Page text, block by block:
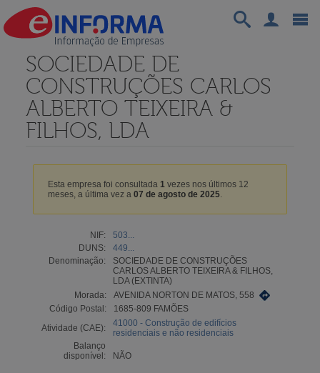
SOCIEDADE DE
CONSTRUÇÕES CARLOS
ALBERTO TEIXEIRA &
FILHOS, LDA
Esta empresa foi consultada 1vezes nos últimos 12
meses, a última vez a 07 de agosto de 2025.
NIF:
503...
DUNS:
449...
Denominação:
SOCIEDADE DE CONSTRUÇÕES
CARLOS ALBERTO TEIXEIRA & FILHOS,
LDA (EXTINTA)
Morada:
AVENIDA NORTON DE MATOS, 558
Código Postal:
1685-809 FAMÕES
Atividade (CAE):
41000 - Construção de edifícios
residenciais e não residenciais
Balanço
disponível:
NÃO